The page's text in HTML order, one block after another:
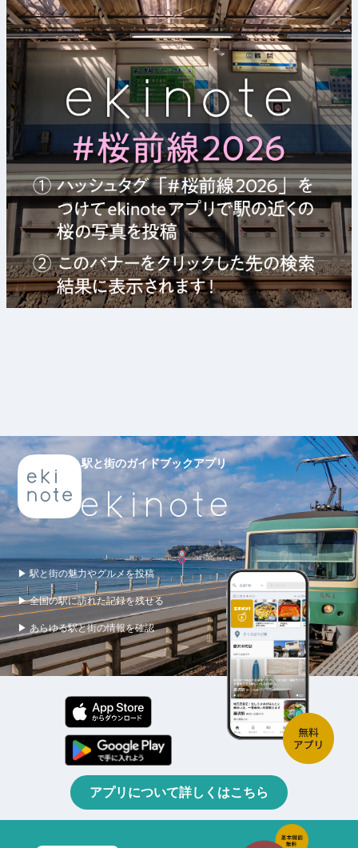
駅と街のガイドブックアプリ
▶ 駅と街の魅力やグルメを投稿
▶ 全国の駅に訪れた記録を残せる
▶ あらゆる駅と街の情報を確認
アプリについて詳しくはこちら